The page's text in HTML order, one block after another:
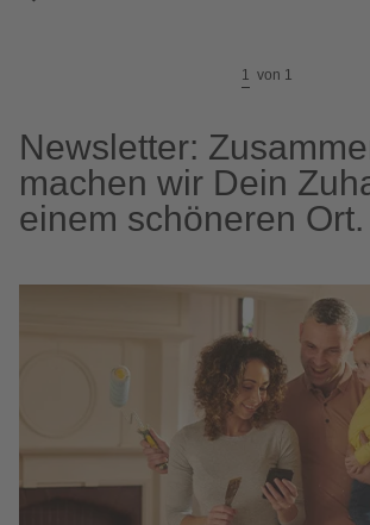
1 von 1
Newsletter:
machen wir Dein
einem schöneren Ort.